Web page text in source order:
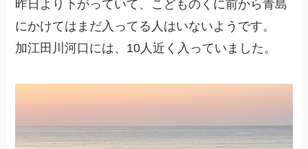
昨日より下がっていて、こどものくに前から青島
にかけてはまだ入ってる人はいないようです。
加江田川河口には、10人近く入っていました。